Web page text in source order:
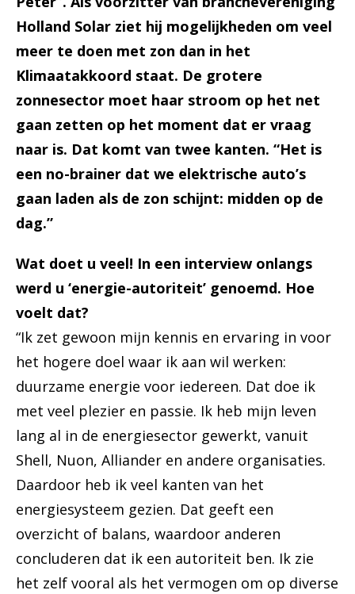
Holland Solar ziet hij mogelijkheden om veel
meer te doen met zon dan in het
Klimaatakkoord staat. De grotere
zonnesector moet haar stroom op het net
gaan zetten op het moment dat er vraag
naar is. Dat komt van twee kanten. “Het is
een no-brainer dat we elektrische auto’s
gaan laden als de zon schijnt: midden op de
dag.”
Wat doet u veel! In een interview onlangs
werd u ‘energie-autoriteit’ genoemd. Hoe
voelt dat?
“Ik zet gewoon mijn kennis en ervaring in voor
het hogere doel waar ik aan wil werken:
duurzame energie voor iedereen. Dat doe ik
met veel plezier en passie. Ik heb mijn leven
lang al in de energiesector gewerkt, vanuit
Shell, Nuon, Alliander en andere organisaties.
Daardoor heb ik veel kanten van het
energiesysteem gezien. Dat geeft een
overzicht of balans, waardoor anderen
concluderen dat ik een autoriteit ben. Ik zie
het zelf vooral als het vermogen om op diverse